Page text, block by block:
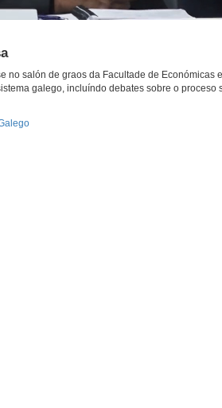
salón de graos da Facultade de Económicas
galego, incluíndo debates sobre o proceso